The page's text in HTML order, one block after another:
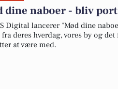
dine naboer - bliv
Digital lancerer "Mød dine
deres hverdag, vores by og
at være med.